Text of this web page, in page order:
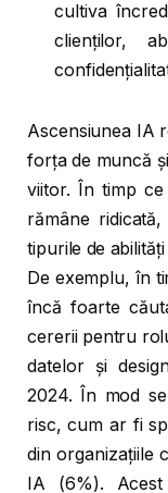
cultiva
clienților,
Ascensiunea IA
forța de muncă
viitor. În timp
rămâne
tipurile de
De exemplu, în
încă foarte
cererii pentru
datelor și
2024. În mod
risc, cum ar fi
din organizațiile
IA (6%).